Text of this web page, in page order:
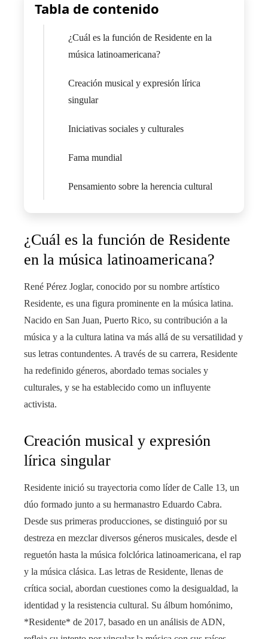
Tabla de contenido
¿Cuál es la función de Residente en la
música latinoamericana?
Creación musical y expresión lírica
singular
Iniciativas sociales y culturales
Fama mundial
Pensamiento sobre la herencia cultural
¿Cuál es la función de Residente
en la música latinoamericana?
René Pérez Joglar, conocido por su nombre artístico
Residente, es una figura prominente en la música latina.
Nacido en San Juan, Puerto Rico, su contribución a la
música y a la cultura latina va más allá de su versatilidad y
sus letras contundentes. A través de su carrera, Residente
ha redefinido géneros, abordado temas sociales y
culturales, y se ha establecido como un influyente
activista.
Creación musical y expresión
lírica singular
Residente inició su trayectoria como líder de Calle 13, un
dúo formado junto a su hermanastro Eduardo Cabra.
Desde sus primeras producciones, se distinguió por su
destreza en mezclar diversos géneros musicales, desde el
reguetón hasta la música folclórica latinoamericana, el rap
y la música clásica. Las letras de Residente, llenas de
crítica social, abordan cuestiones como la desigualdad, la
identidad y la resistencia cultural. Su álbum homónimo,
*Residente* de 2017, basado en un análisis de ADN,